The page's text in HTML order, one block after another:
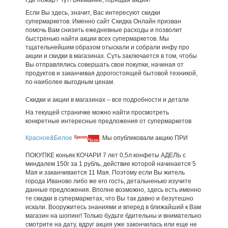
Если Вы здесь, значит, Вас интересуют скидки
супермаркетов. Именно сайт Скидка Онлайн призван
помочь Вам снизить ежедневные расходы и позволит
быстренько найти акции всех супермаркетов. Мы
тщательнейшим образом отыскали и собрали инфу про
акции и скидки в магазинах. Суть заключается в том, чтобы
Вы отправлялись совершать свои покупки, начиная от
продуктов и заканчивая дорогостоящей бытовой техникой,
по наиболее выгодным ценам.
Скидки и акции в магазинах – все подробности и детали
На текущей страничке можно найти просмотреть
конкретные интересные предложения от супермаркетов
Красное&Белое . Мы опубликовали акцию ПРИ
ПОКУПКЕ коньяк КОЧАРИ 7 лет 0,5л конфеты АДЕЛЬ с
миндалем 150г за 1 рубль, действие которой начинается 5
Мая и заканчивается 11 Мая. Поэтому если Вы житель
города Иваново либо же его гость, детальненько изучите
данные предложения. Вполне возможно, здесь есть именно
те скидки в супермаркетах, что Вы так давно и безутешно
искали. Вооружитесь знаниями и вперед в ближайший к Вам
магазин на шопинг! Только будьте бдительны и внимательно
смотрите на дату, вдруг акция уже закончилась или еще не